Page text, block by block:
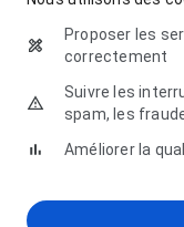
Proposer les
correctement
Suivre les
spam, les
Améliorer la